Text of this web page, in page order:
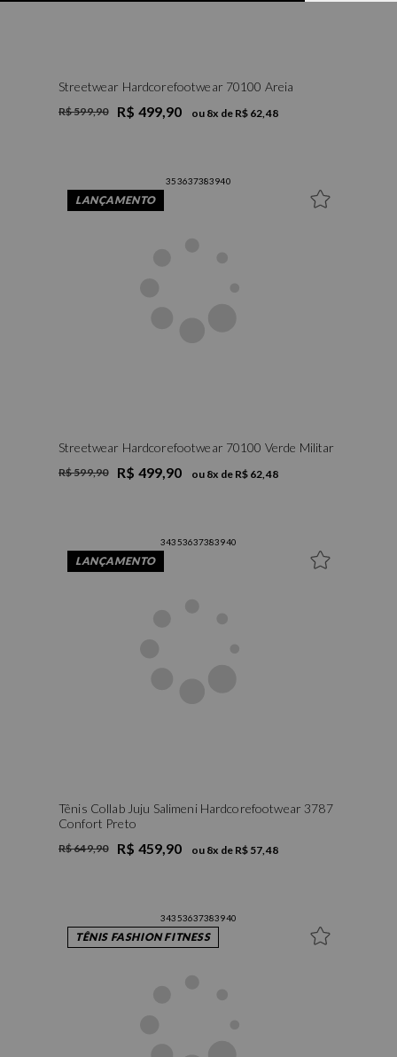
Streetwear Hardcorefootwear 70100 Areia
R$ 599,90 R$ 499,90 ou 8x de R$ 62,48
LANÇAMENTO
353637383940
Streetwear Hardcorefootwear 70100 Verde Militar
R$ 599,90 R$ 499,90 ou 8x de R$ 62,48
LANÇAMENTO
34353637383940
Tênis Collab Juju Salimeni Hardcorefootwear 3787
Confort Preto
R$ 649,90 R$ 459,90 ou 8x de R$ 57,48
TÊNIS FASHION FITNESS
34353637383940